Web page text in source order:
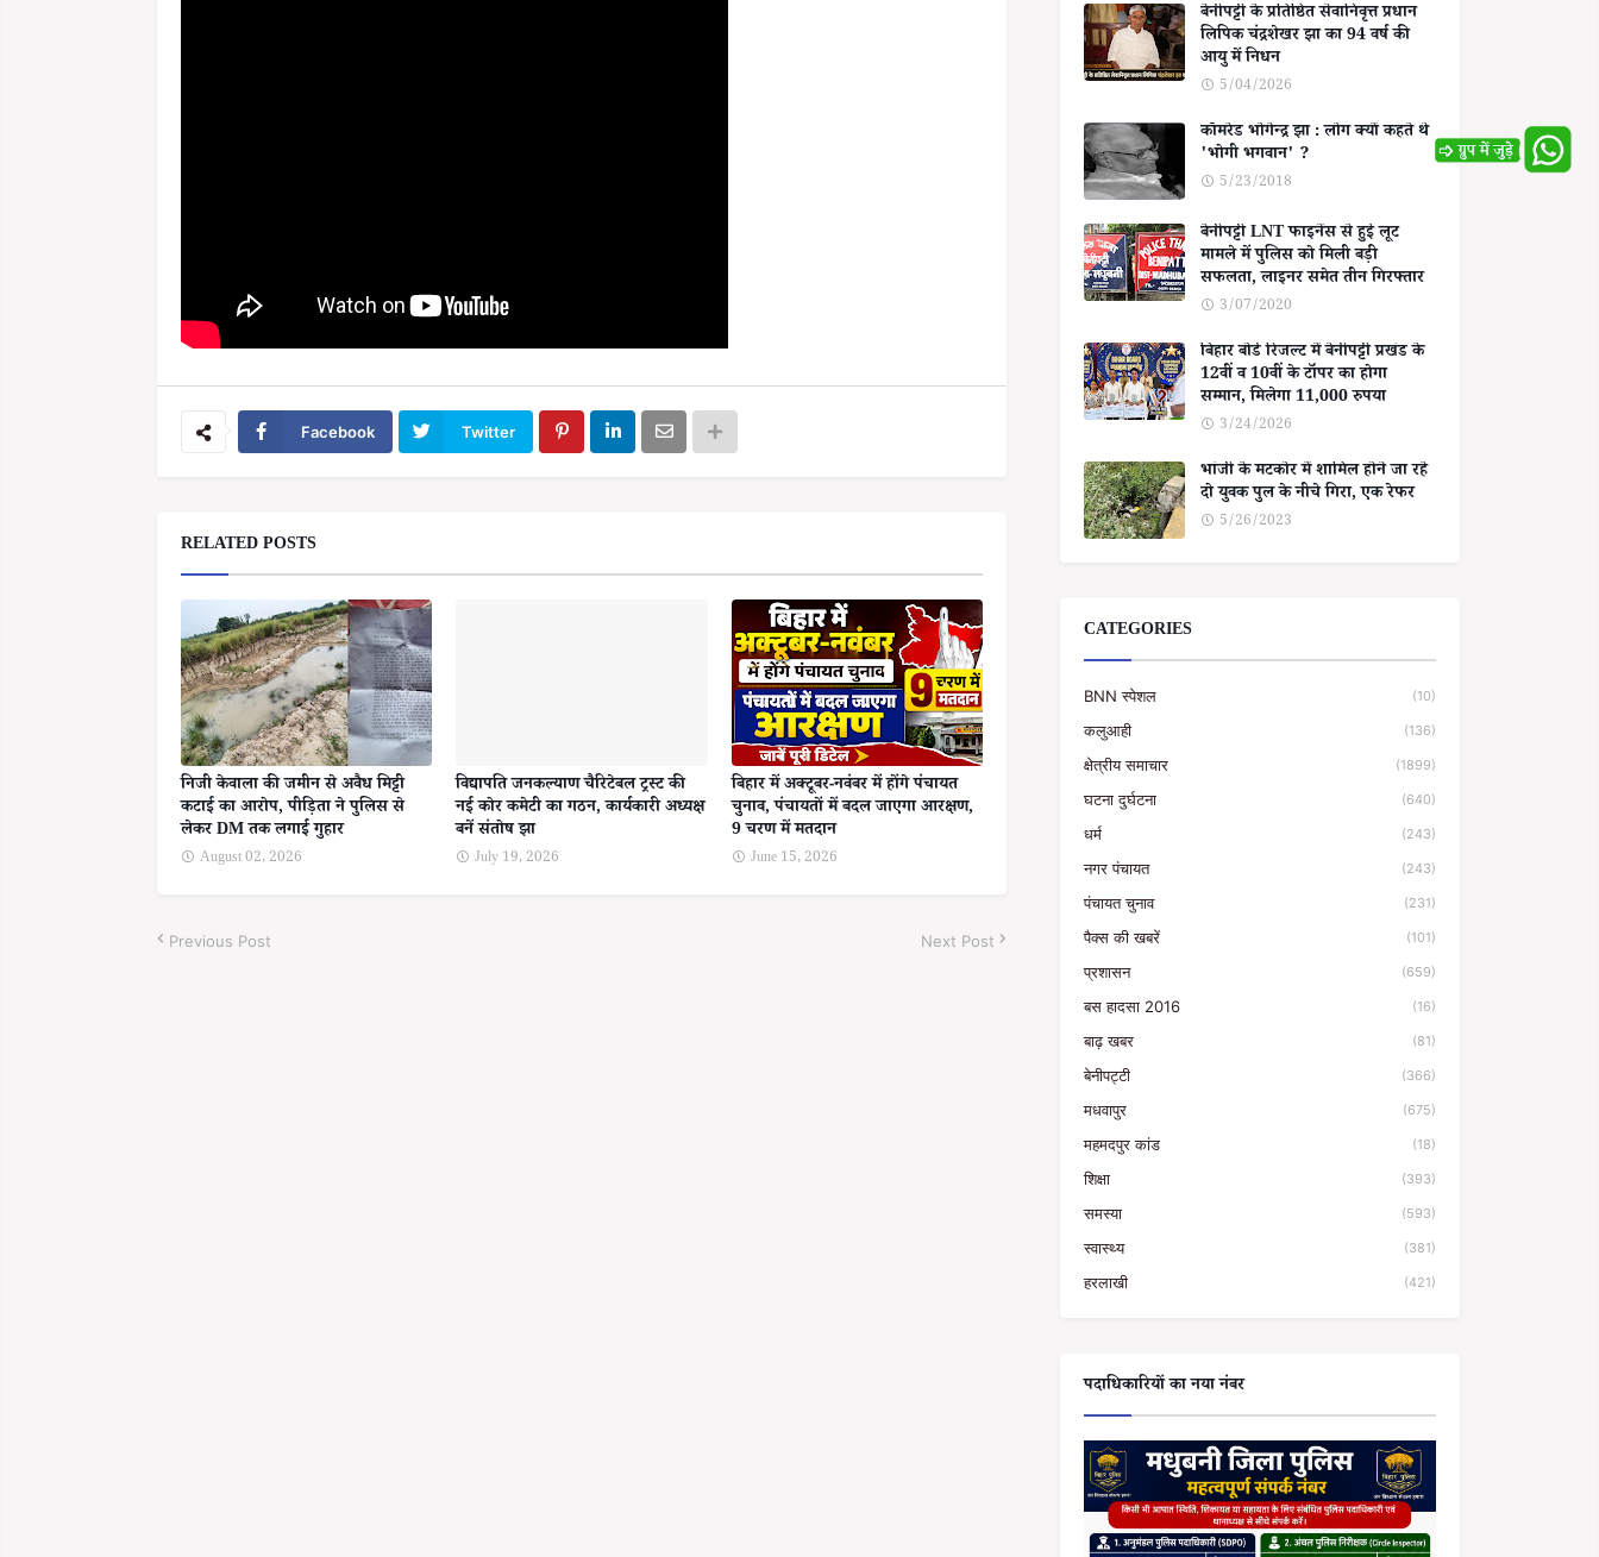
Facebook Twitter
RELATED POSTS
निजी केवाला की जमीन से अवैध मिट्टी
कटाई का आरोप, पीड़िता ने पुलिस से
लेकर DM तक लगाई गुहार
August 02, 2026
विद्यापति जनकल्याण चैरिटेबल ट्रस्ट की
नई कोर कमेटी का गठन, कार्यकारी अध्यक्ष
बनें संतोष झा
July 19, 2026
बिहार में अक्टूबर-नवंबर में होंगे पंचायत
चुनाव, पंचायतों में बदल जाएगा आरक्षण,
9 चरण में मतदान
June 15, 2026
Previous Post Next Post
बेनीपट्टी के प्रतिष्ठित सेवानिवृत्त प्रधान
लिपिक चंद्रशेखर झा का 94 वर्ष की
आयु में निधन
5/04/2026
कॉमरेड भोगेन्द्र झा : लोग क्यों कहते थे
'भोगी भगवान' ?
5/23/2018
बेनीपट्टी LNT फाइनेंस से हुई लूट
मामले में पुलिस को मिली बड़ी
सफलता, लाइनर समेत तीन गिरफ्तार
3/07/2020
बिहार बोर्ड रिजल्ट में बेनीपट्टी प्रखंड के
12वीं व 10वीं के टॉपर का होगा
सम्मान, मिलेगा 11,000 रुपया
3/24/2026
भांजी के मटकोर में शामिल होने जा रहे
दो युवक पुल के नीचे गिरा, एक रेफर
5/26/2023
CATEGORIES
BNN स्पेशल (10)
कलुआही (136)
क्षेत्रीय समाचार (1899)
घटना दुर्घटना (640)
धर्म (243)
नगर पंचायत (243)
पंचायत चुनाव (231)
पैक्स की खबरें (101)
प्रशासन (659)
बस हादसा 2016 (16)
बाढ़ खबर (81)
बेनीपट्टी (366)
मधवापुर (675)
महमदपुर कांड (18)
शिक्षा (393)
समस्या (593)
स्वास्थ्य (381)
हरलाखी (421)
पदाधिकारियों का नया नंबर